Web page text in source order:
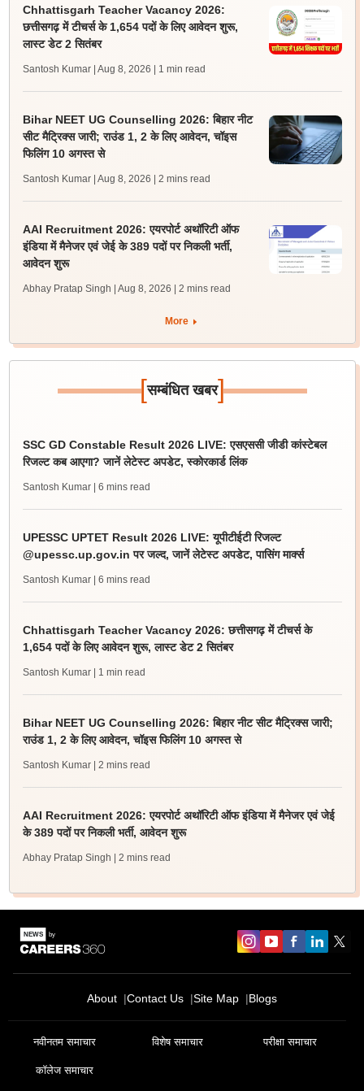
Chhattisgarh Teacher Vacancy 2026:
छत्तीसगढ़ में टीचर्स के 1,654 पदों के लिए आवेदन शुरू,
लास्ट डेट 2 सितंबर
Santosh Kumar | Aug 8, 2026 | 1 min read
Bihar NEET UG Counselling 2026: बिहार नीट
सीट मैट्रिक्स जारी; राउंड 1, 2 के लिए आवेदन, चॉइस
फिलिंग 10 अगस्त से
Santosh Kumar | Aug 8, 2026 | 2 mins read
AAI Recruitment 2026: एयरपोर्ट अथॉरिटी ऑफ
इंडिया में मैनेजर एवं जेई के 389 पदों पर निकली भर्ती,
आवेदन शुरू
Abhay Pratap Singh | Aug 8, 2026 | 2 mins read
More
[सम्बंधित खबर]
SSC GD Constable Result 2026 LIVE: एसएससी जीडी कांस्टेबल
रिजल्ट कब आएगा? जानें लेटेस्ट अपडेट, स्कोरकार्ड लिंक
Santosh Kumar | 6 mins read
UPESSC UPTET Result 2026 LIVE: यूपीटीईटी रिजल्ट
@upessc.up.gov.in पर जल्द, जानें लेटेस्ट अपडेट, पासिंग मार्क्स
Santosh Kumar | 6 mins read
Chhattisgarh Teacher Vacancy 2026: छत्तीसगढ़ में टीचर्स के
1,654 पदों के लिए आवेदन शुरू, लास्ट डेट 2 सितंबर
Santosh Kumar | 1 min read
Bihar NEET UG Counselling 2026: बिहार नीट सीट मैट्रिक्स जारी;
राउंड 1, 2 के लिए आवेदन, चॉइस फिलिंग 10 अगस्त से
Santosh Kumar | 2 mins read
AAI Recruitment 2026: एयरपोर्ट अथॉरिटी ऑफ इंडिया में मैनेजर एवं जेई
के 389 पदों पर निकली भर्ती, आवेदन शुरू
Abhay Pratap Singh | 2 mins read
About Contact Us Site Map Blogs
नवीनतम समाचार विशेष समाचार परीक्षा समाचार
कॉलेज समाचार